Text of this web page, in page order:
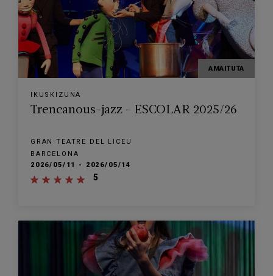
AMAITUTA
IKUSKIZUNA
Trencanous-jazz - ESCOLAR 2025/26
GRAN TEATRE DEL LICEU
BARCELONA
2026/05/11 - 2026/05/14
5